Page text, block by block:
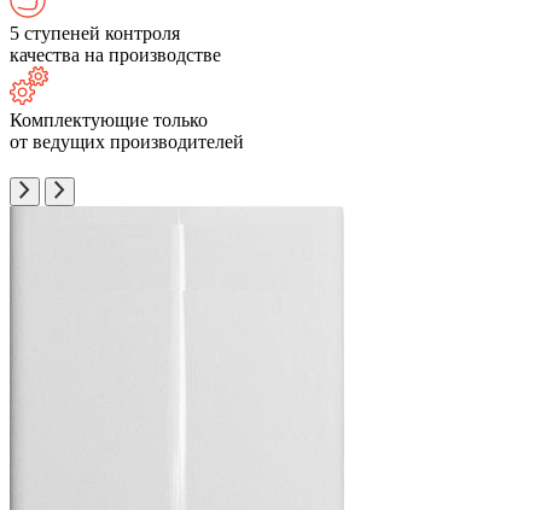
5 ступеней контроля
качества на производстве
Комплектующие только
от ведущих производителей